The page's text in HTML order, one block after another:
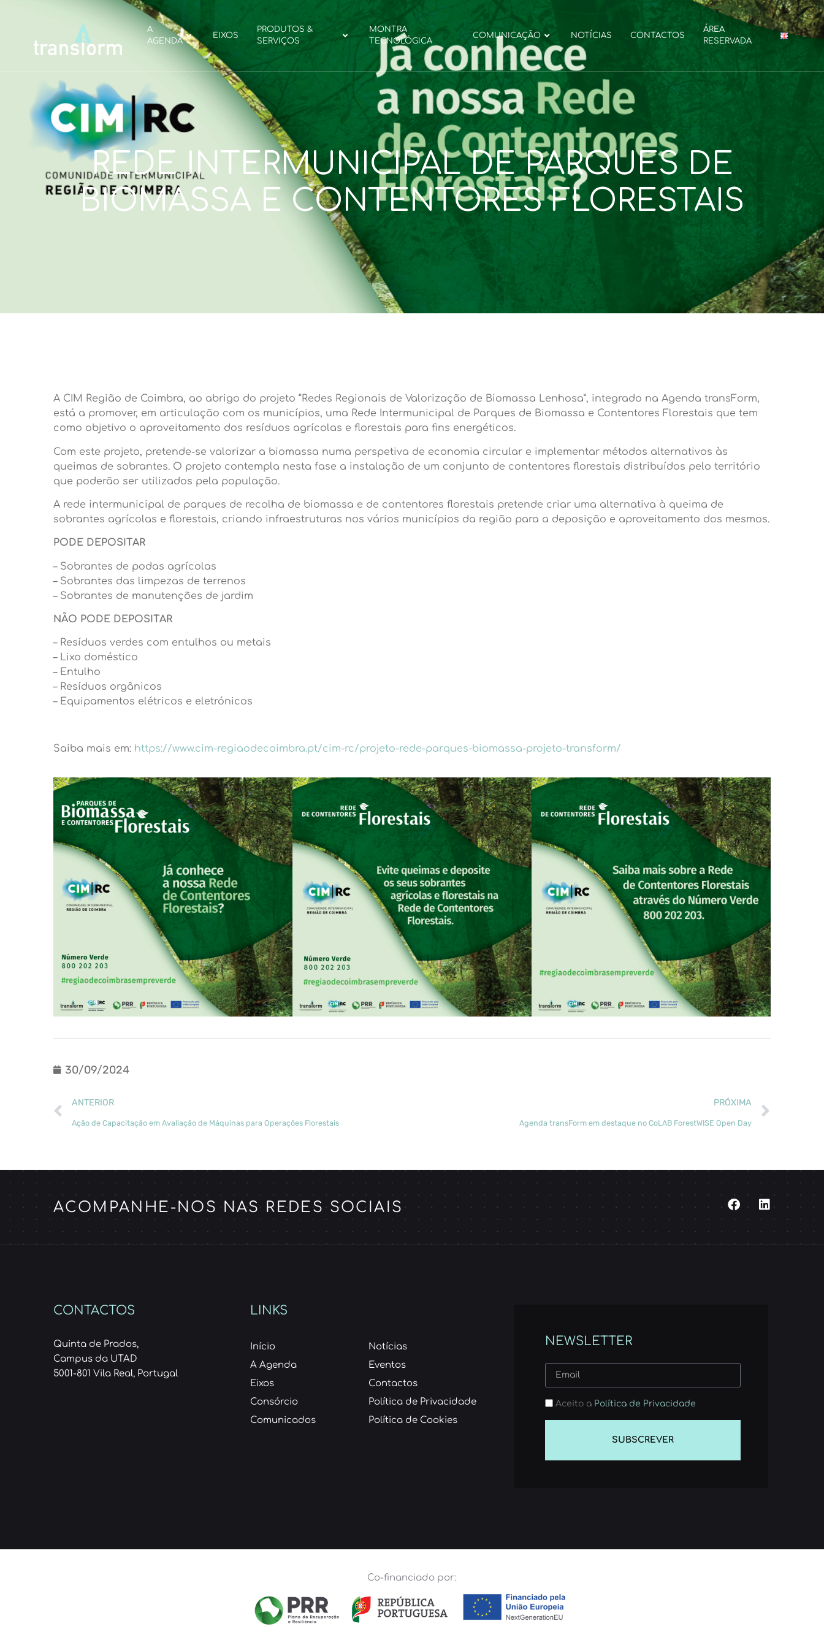
A
AGENDA
EIXOS
PRODUTOS &
SERVIÇOS
MONTRA
TECNOLÓGICA
COMUNICAÇÃO NOTÍCIAS CONTACTOS
ÁREA
RESERVADA
REDE INTERMUNICIPAL DE PARQUES DE
BIOMASSA E CONTENTORES FLORESTAIS
A CIM Região de Coimbra, ao abrigo do projeto “Redes Regionais de Valorização de Biomassa Lenhosa”, integrado na Agenda transForm,
está a promover, em articulação com os municípios, uma Rede Intermunicipal de Parques de Biomassa e Contentores Florestais que tem
como objetivo o aproveitamento dos resíduos agrícolas e florestais para fins energéticos.
Com este projeto, pretende-se valorizar a biomassa numa perspetiva de economia circular e implementar métodos alternativos às
queimas de sobrantes. O projeto contempla nesta fase a instalação de um conjunto de contentores florestais distribuídos pelo território
que poderão ser utilizados pela população.
A rede intermunicipal de parques de recolha de biomassa e de contentores florestais pretende criar uma alternativa à queima de
sobrantes agrícolas e florestais, criando infraestruturas nos vários municípios da região para a deposição e aproveitamento dos mesmos.
PODE DEPOSITAR
– Sobrantes de podas agrícolas
– Sobrantes das limpezas de terrenos
– Sobrantes de manutenções de jardim
NÃO PODE DEPOSITAR
– Resíduos verdes com entulhos ou metais
– Lixo doméstico
– Entulho
– Resíduos orgânicos
– Equipamentos elétricos e eletrónicos
Saiba mais em: https://www.cim-regiaodecoimbra.pt/cim-rc/projeto-rede-parques-biomassa-projeto-transform/
30/09/2024
ANTERIOR
Ação de Capacitação em Avaliação de Máquinas para Operações Florestais
PRÓXIMA
Agenda transForm em destaque no CoLAB ForestWISE Open Day
ACOMPANHE-NOS NAS REDES SOCIAIS
CONTACTOS
Quinta de Prados,
Campus da UTAD
5001-801 Vila Real, Portugal
LINKS
Início
A Agenda
Eixos
Consórcio
Comunicados
Notícias
Eventos
Contactos
Política de Privacidade
Política de Cookies
NEWSLETTER
Aceito a Política de Privacidade
SUBSCREVER
Co-financiado por: